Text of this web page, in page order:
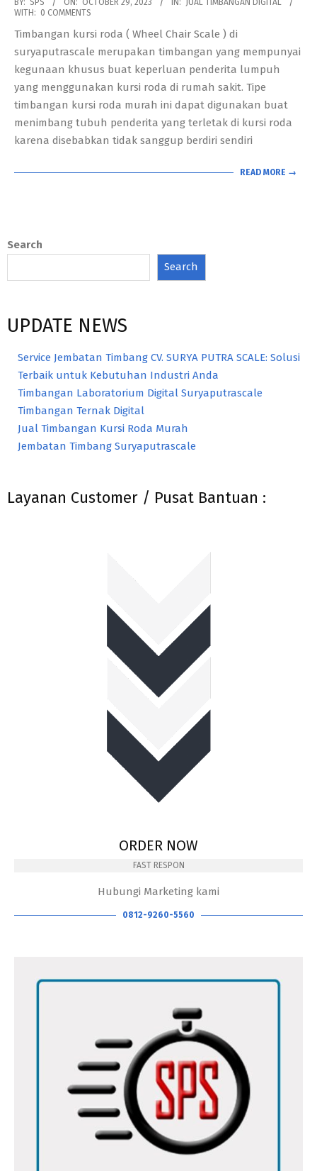
10-
29
WITH: 0 COMMENTS
Timbangan kursi roda ( Wheel Chair Scale ) di
suryaputrascale merupakan timbangan yang mempunyai
kegunaan khusus buat keperluan penderita lumpuh
yang menggunakan kursi roda di rumah sakit. Tipe
timbangan kursi roda murah ini dapat digunakan buat
menimbang tubuh penderita yang terletak di kursi roda
karena disebabkan tidak sanggup berdiri sendiri
READ MORE →
Search
Search
UPDATE NEWS
Service Jembatan Timbang CV. SURYA PUTRA SCALE: Solusi
Terbaik untuk Kebutuhan Industri Anda
Timbangan Laboratorium Digital Suryaputrascale
Timbangan Ternak Digital
Jual Timbangan Kursi Roda Murah
Jembatan Timbang Suryaputrascale
Layanan Customer / Pusat Bantuan :
ORDER NOW
FAST RESPON
Hubungi Marketing kami
0812-9260-5560